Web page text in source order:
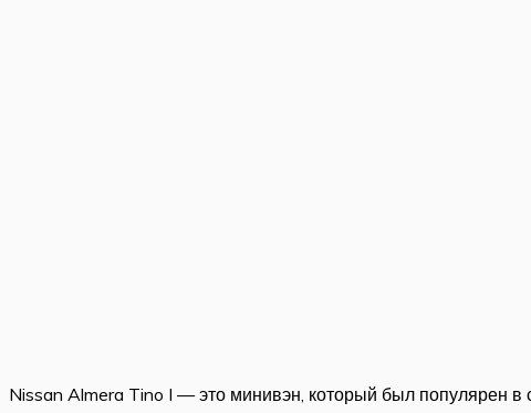
Nissan Almera Tino I — это минивэн, который был популярен в